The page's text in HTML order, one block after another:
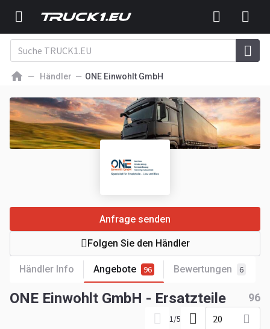
Händler ONE Einwohlt GmbH
Händler Info Angebote 96 Bewertungen 6
Anfrage senden
Folgen Sie den Händler
ONE Einwohlt GmbH - Ersatzteile 96
1/5 20